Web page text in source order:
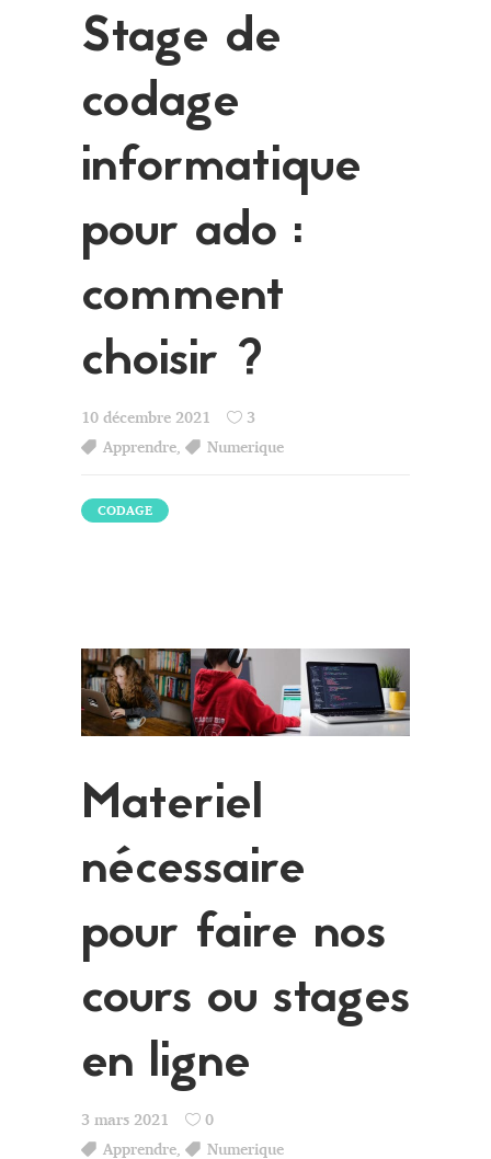
Stage de
codage
informatique
pour ado :
comment
choisir ?
10 décembre 2021
3
Apprendre
Numerique
CODAGE
Materiel
nécessaire
pour faire nos
cours ou stages
en ligne
3 mars 2021
0
Apprendre
Numerique